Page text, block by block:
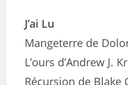
J’ai Lu
Mangeterre de
L’ours d’Andrew J.
Récursion de Blake